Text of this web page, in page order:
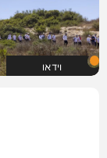
וידאו